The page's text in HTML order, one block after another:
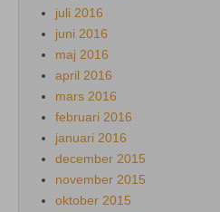
juli 2016
juni 2016
maj 2016
april 2016
mars 2016
februari 2016
januari 2016
december 2015
november 2015
oktober 2015